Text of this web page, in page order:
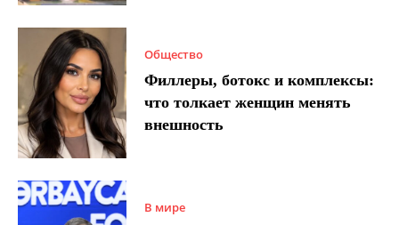
Общество
Филлеры, ботокс и комплексы:
что толкает женщин менять
внешность
В мире